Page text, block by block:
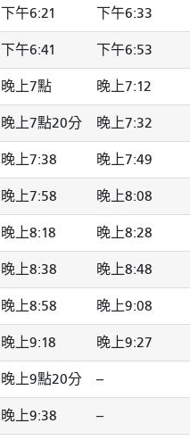
下午6:21 下午6:33
下午6:41 下午6:53
晚上7點 晚上7:12
晚上7點20分 晚上7:32
晚上7:38 晚上7:49
晚上7:58 晚上8:08
晚上8:18 晚上8:28
晚上8:38 晚上8:48
晚上8:58 晚上9:08
晚上9:18 晚上9:27
晚上9點20分 --
晚上9:38 --